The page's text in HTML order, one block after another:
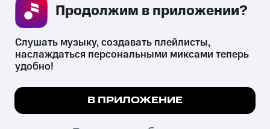
СКАЧАТЬ ПРИЛОЖЕНИЕ
психотропных веществ, их аналогов причиняет вред здоровью,
их незаконный оборот запрещён и влечёт установленную
законодательством ответственность.
© 2026 ООО «КИОН».
Мы используем куки, чтобы на сайте все
Подробнее
Слушать музыку, создавать плейлисты,
наслаждаться персональными миксами теперь
удобно!
В ПРИЛОЖЕНИЕ